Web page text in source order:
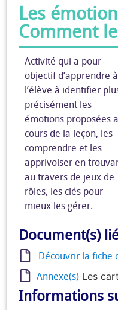
Les
Comment
Activité qui a pour
objectif d’apprendre à
l’élève à identifier
précisément les
émotions proposées
cours de la leçon, les
comprendre et les
apprivoiser en
au travers de jeux de
rôles, les clés pour
mieux les gérer.
Document(s)
Découvrir la fiche
Annexe(s) Les
Informations